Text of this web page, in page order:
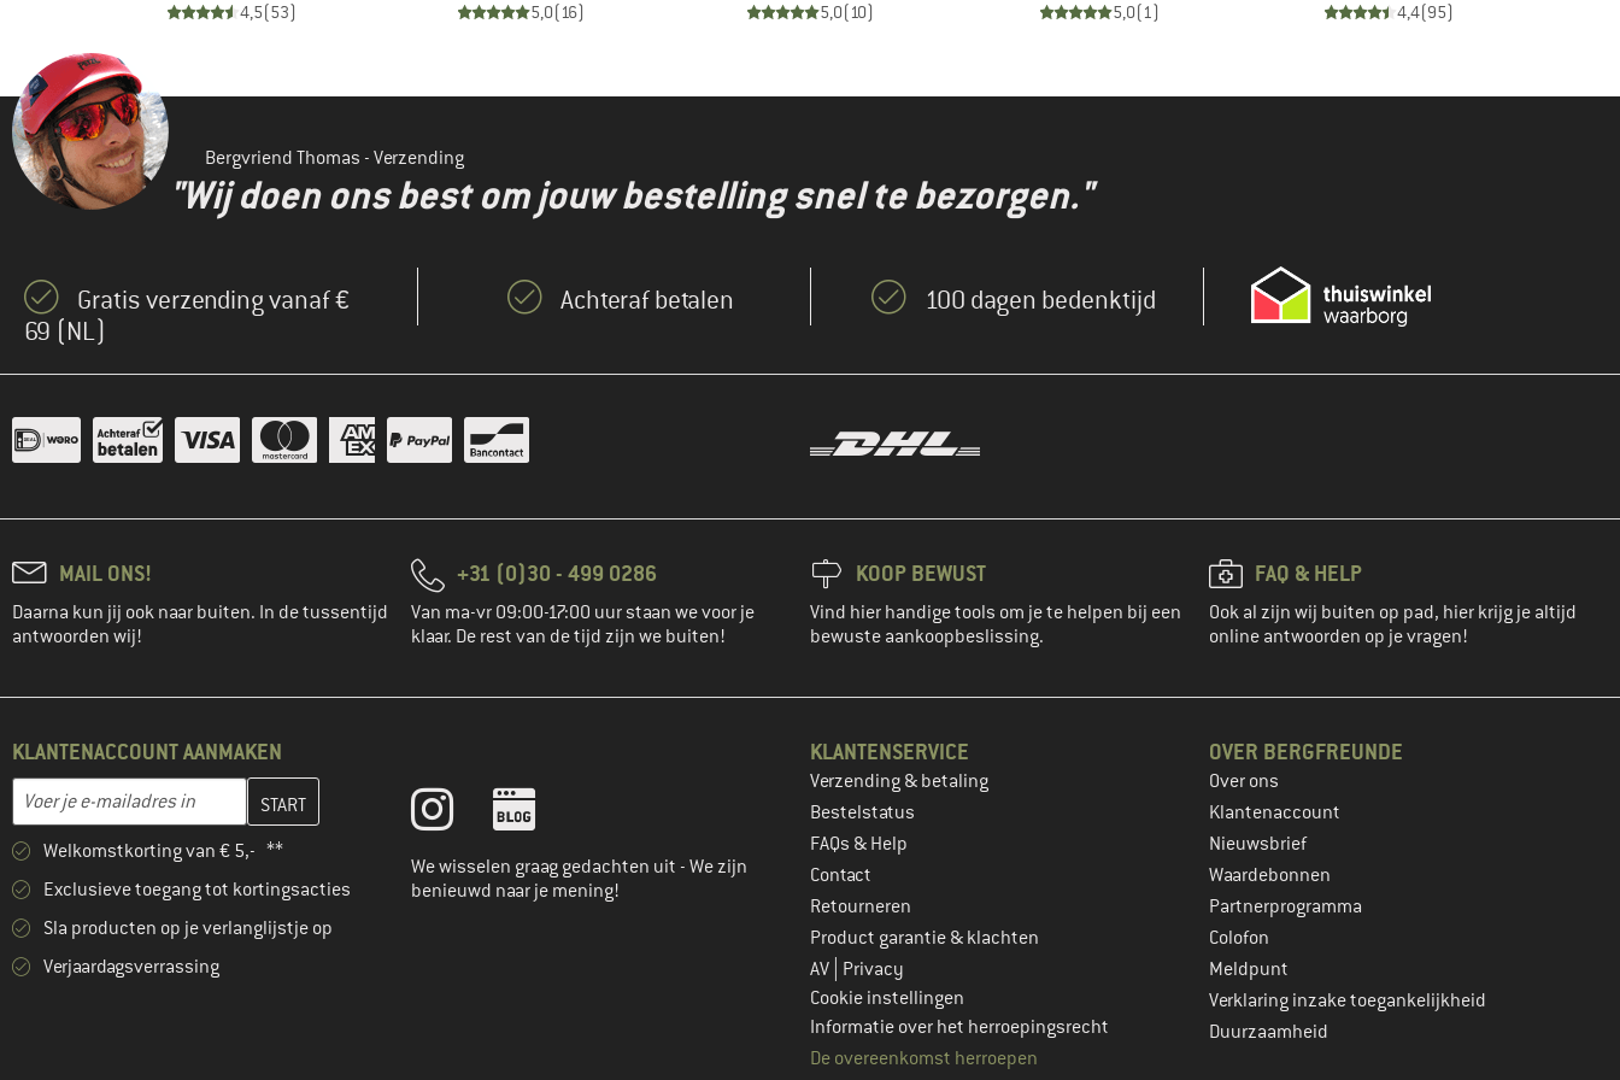
Stoic
The North Face (1)
4,5(53) 5,0(16) 5,0(10) 5,0(1) 4,4(95)
Bergvriend Thomas - Verzending
"Wij doen ons best om jouw bestelling snel te bezorgen."
Gratis verzending vanaf €
69 (NL)
Achteraf betalen 100 dagen bedenktijd
MAIL ONS!
Daarna kun jij ook naar buiten. In de tussentijd
antwoorden wij!
+31 (0)30 - 499 0286
Van ma-vr 09:00-17:00 uur staan we voor je
klaar. De rest van de tijd zijn we buiten!
KOOP BEWUST
Vind hier handige tools om je te helpen bij een
bewuste aankoopbeslissing.
FAQ & HELP
Ook al zijn wij buiten op pad, hier krijg je altijd
online antwoorden op je vragen!
KLANTENACCOUNT AANMAKEN
E-mailadres
Vul je e-mailadres hier in en maak in de volgende stap je klantenaccount aan
Welkomstkorting van € 5,- **
Exclusieve toegang tot kortingsacties
Sla producten op je verlanglijstje op
Verjaardagsverrassing
We wisselen graag gedachten uit - We zijn
benieuwd naar je mening!
KLANTENSERVICE
Verzending & betaling
Bestelstatus
FAQs & Help
Contact
Retourneren
Product garantie & klachten
AV Privacy
Cookie instellingen
Informatie over het herroepingsrecht
De overeenkomst herroepen
OVER BERGFREUNDE
Over ons
Klantenaccount
Nieuwsbrief
Waardebonnen
Partnerprogramma
Colofon
Meldpunt
Verklaring inzake toegankelijkheid
Duurzaamheid